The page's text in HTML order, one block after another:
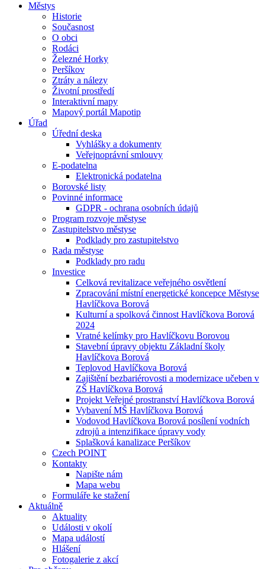
Městys
Historie
Současnost
O obci
Rodáci
Železné Horky
Peršíkov
Ztráty a nálezy
Životní prostředí
Interaktivní mapy
Mapový portál Mapotip
Úřad
Úřední deska
Vyhlášky a dokumenty
Veřejnoprávní smlouvy
E-podatelna
Elektronická podatelna
Borovské listy
Povinné informace
GDPR - ochrana osobních údajů
Program rozvoje městyse
Zastupitelstvo městyse
Podklady pro zastupitelstvo
Rada městyse
Podklady pro radu
Investice
Celková revitalizace veřejného osvětlení
Zpracování místní energetické koncepce Městyse
Havlíčkova Borová
Kulturní a spolková činnost Havlíčkova Borová
2024
Vratné kelímky pro Havlíčkovu Borovou
Stavební úpravy objektu Základní školy
Havlíčkova Borová
Teplovod Havlíčkova Borová
Zajištění bezbariérovosti a modernizace učeben v
ZŠ Havlíčkova Borová
Projekt Veřejné prostranství Havlíčkova Borová
Vybavení MŠ Havlíčkova Borová
Vodovod Havlíčkova Borová posílení vodních
zdrojů a intenzifikace úpravy vody
Splašková kanalizace Peršíkov
Czech POINT
Kontakty
Napište nám
Mapa webu
Formuláře ke stažení
Aktuálně
Aktuality
Události v okolí
Mapa událostí
Hlášení
Fotogalerie z akcí